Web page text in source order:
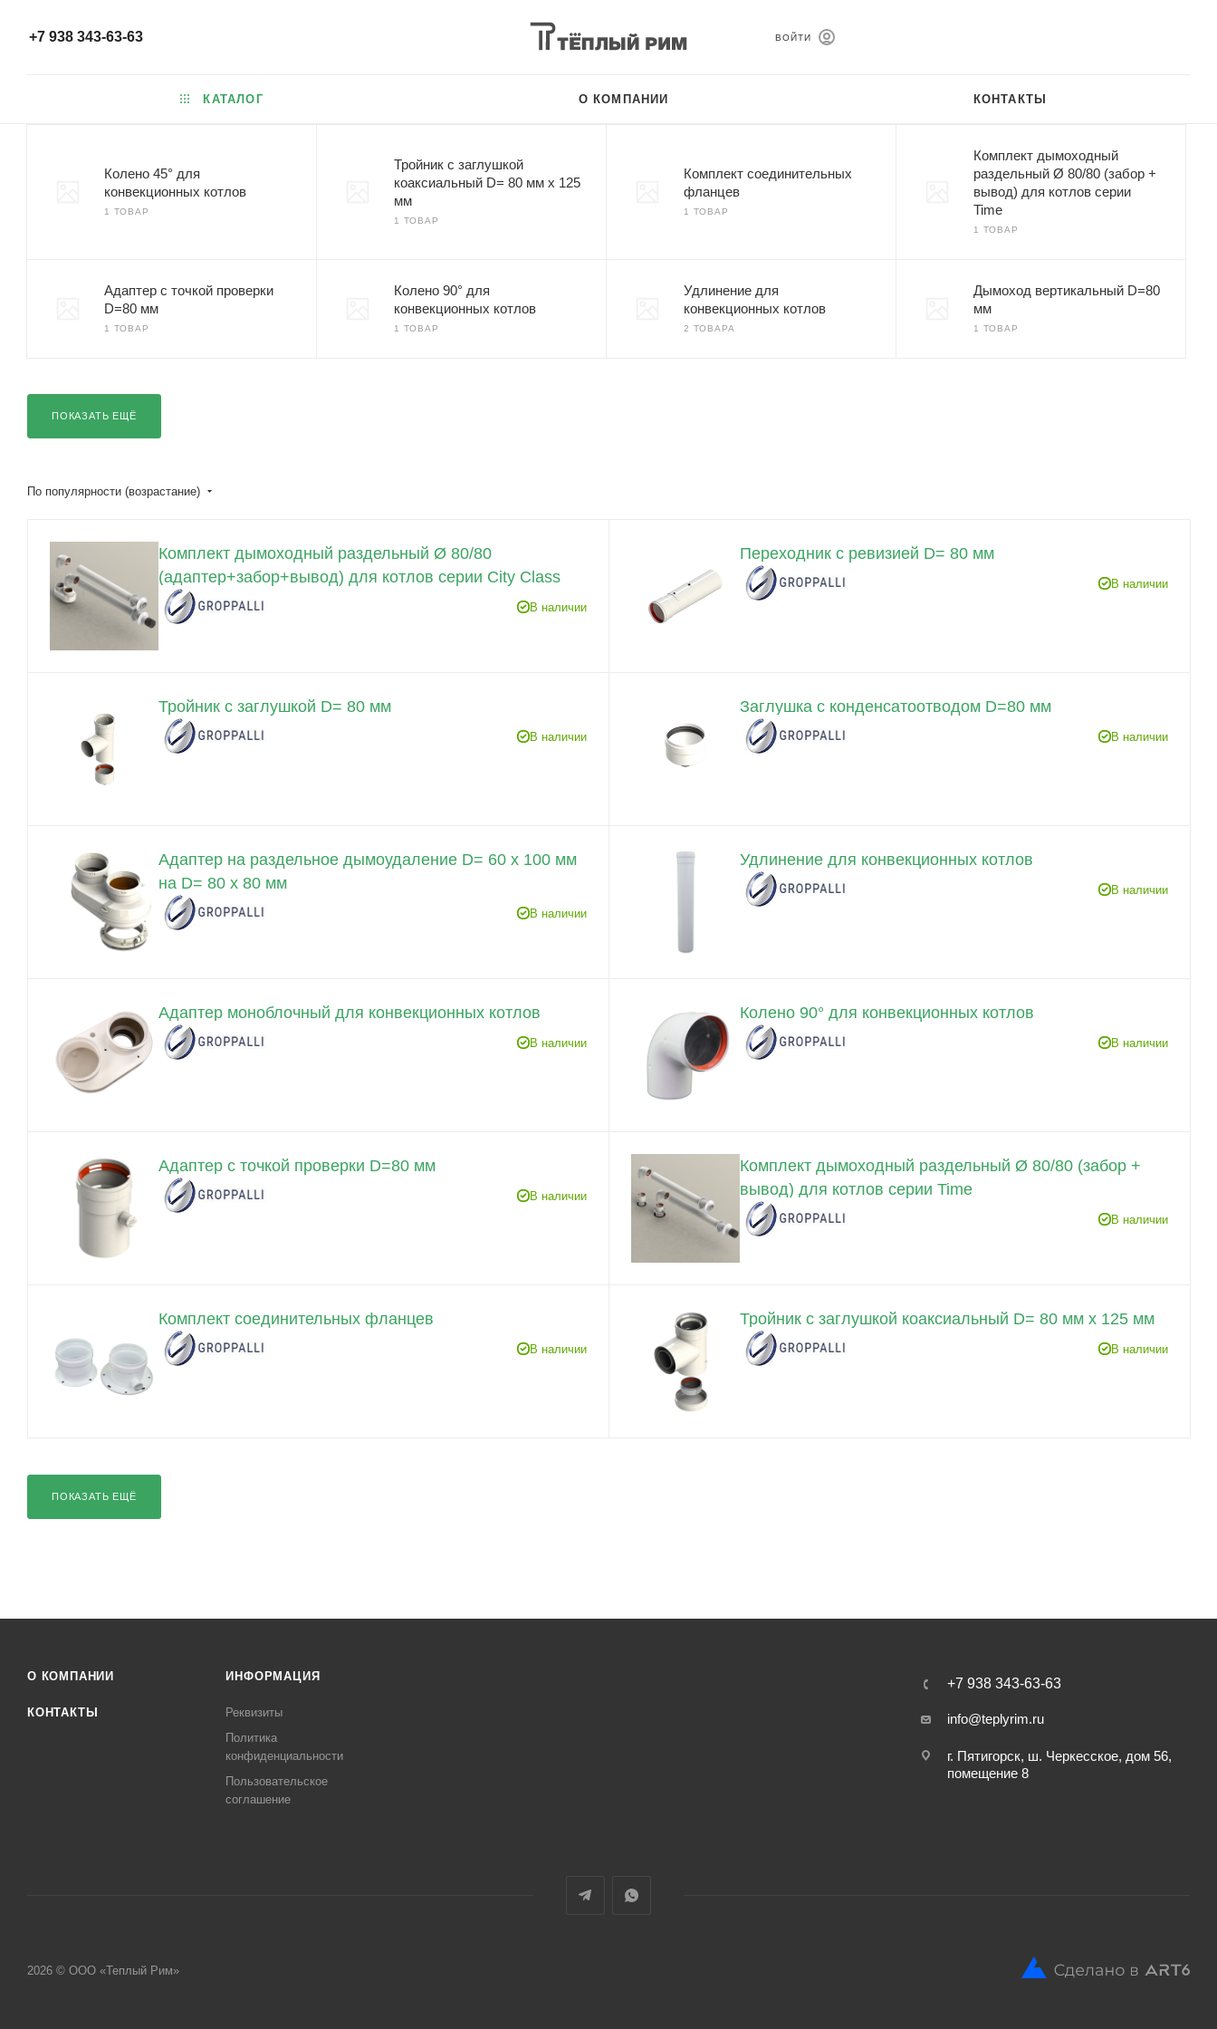
+7 938 343-63-63
КАТАЛОГ О КОМПАНИИ КОНТАКТЫ
Колено 45° для
конвекционных котлов
1 ТОВАР
Тройник с заглушкой
коаксиальный D= 80 мм x 125
мм
1 ТОВАР
Комплект соединительных
фланцев
1 ТОВАР
Комплект дымоходный
раздельный Ø 80/80 (забор +
вывод) для котлов серии
Time
1 ТОВАР
Адаптер с точкой проверки
D=80 мм
1 ТОВАР
Колено 90° для
конвекционных котлов
1 ТОВАР
Удлинение для
конвекционных котлов
2 ТОВАРА
Дымоход вертикальный D=80
мм
1 ТОВАР
ПОКАЗАТЬ ЕЩЁ
По популярности (возрастание)
Комплект дымоходный раздельный Ø 80/80
(адаптер+забор+вывод) для котлов серии City Class
В наличии
Переходник с ревизией D= 80 мм
В наличии
Тройник с заглушкой D= 80 мм
В наличии
Заглушка с конденсатоотводом D=80 мм
В наличии
Адаптер на раздельное дымоудаление D= 60 x 100 мм
на D= 80 x 80 мм
В наличии
Удлинение для конвекционных котлов
В наличии
Адаптер моноблочный для конвекционных котлов
В наличии
Колено 90° для конвекционных котлов
В наличии
Адаптер с точкой проверки D=80 мм
В наличии
Комплект дымоходный раздельный Ø 80/80 (забор +
вывод) для котлов серии Time
В наличии
Комплект соединительных фланцев
В наличии
Тройник с заглушкой коаксиальный D= 80 мм x 125 мм
В наличии
ПОКАЗАТЬ ЕЩЁ
О КОМПАНИИ
КОНТАКТЫ
ИНФОРМАЦИЯ
Реквизиты
Политика
конфиденциальности
Пользовательское
соглашение
+7 938 343-63-63
info@teplyrim.ru
г. Пятигорск, ш. Черкесское, дом 56,
помещение 8
2026 © ООО «Теплый Рим»